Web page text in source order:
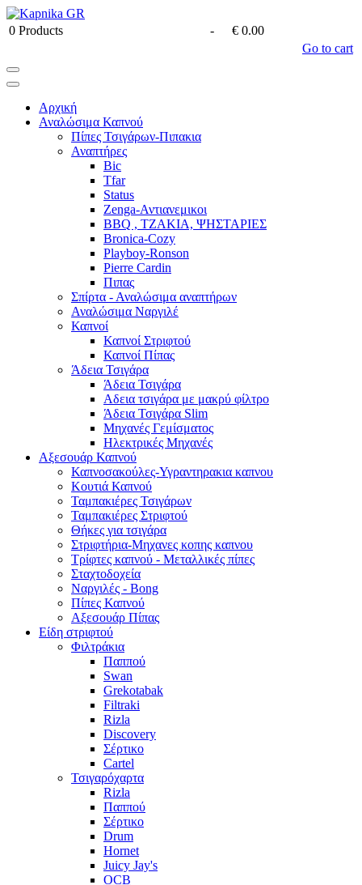
0 Products -
€ 0.00
Go to cart
Αρχική
Αναλώσιμα Καπνού
Πίπες Τσιγάρων-Πιπακια
Αναπτήρες
Bic
Tfar
Status
Zenga-Αντιανεμικοι
BBQ , ΤΖΑΚΙΑ, ΨΗΣΤΑΡΙΕΣ
Bronica-Cozy
Playboy-Ronson
Pierre Cardin
Πιπας
Σπίρτα - Αναλώσιμα αναπτήρων
Αναλώσιμα Ναργιλέ
Καπνοί
Καπνοί Στριφτού
Καπνοί Πίπας
Άδεια Τσιγάρα
Άδεια Τσιγάρα
Αδεια τσιγάρα με μακρύ φίλτρο
Άδεια Τσιγάρα Slim
Μηχανές Γεμίσματος
Ηλεκτρικές Μηχανές
Αξεσουάρ Καπνού
Καπνοσακούλες-Υγραντηρακια καπνου
Κουτιά Καπνού
Ταμπακιέρες Τσιγάρων
Ταμπακιέρες Στριφτού
Θήκες για τσιγάρα
Στριφτήρια-Μηχανες κοπης καπνου
Τρίφτες καπνού - Μεταλλικές πίπες
Σταχτοδοχεία
Ναργιλές - Bong
Πίπες Καπνού
Αξεσουάρ Πίπας
Είδη στριφτού
Φιλτράκια
Παππού
Swan
Grekotabak
Filtraki
Rizla
Discovery
Σέρτικο
Cartel
Τσιγαρόχαρτα
Rizla
Παππού
Σέρτικο
Drum
Hornet
Juicy Jay's
OCB